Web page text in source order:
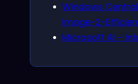
Windows
Image-2-
Microsoft AI –